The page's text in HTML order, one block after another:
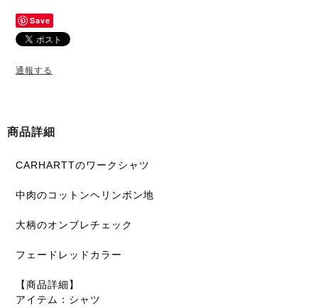
Save
通報する
商品詳細
CARHARTTのワークシャツ
中肉のコットンヘリンボン地
大柄のオンブレチェック
フェードレッドカラー
【商品詳細】
アイテム：シャツ